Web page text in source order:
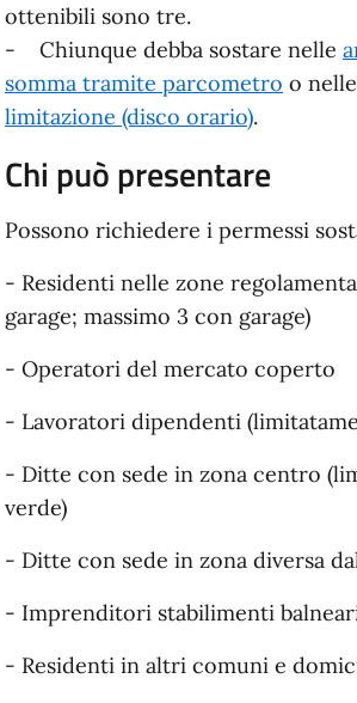
ottenibili sono tre.
- Chiunque debba sostare nelle
somma tramite parcometro o nelle
limitazione (disco orario).
Chi può presentare
Possono richiedere i permessi
- Residenti nelle zone
garage; massimo 3 con garage)
- Operatori del mercato coperto
- Lavoratori dipendenti
- Ditte con sede in zona centro
verde)
- Ditte con sede in zona diversa
- Imprenditori stabilimenti
- Residenti in altri comuni e